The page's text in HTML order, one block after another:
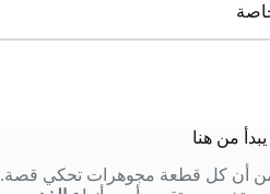
من هنا
أن كل قطعة مجوهرات تحكي قصة.